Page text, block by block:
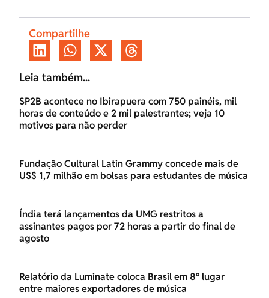
Compartilhe
Leia também...
SP2B acontece no Ibirapuera com 750 painéis, mil
horas de conteúdo e 2 mil palestrantes; veja 10
motivos para não perder
Fundação Cultural Latin Grammy concede mais de
US$ 1,7 milhão em bolsas para estudantes de música
Índia terá lançamentos da UMG restritos a
assinantes pagos por 72 horas a partir do final de
agosto
Relatório da Luminate coloca Brasil em 8º lugar
entre maiores exportadores de música